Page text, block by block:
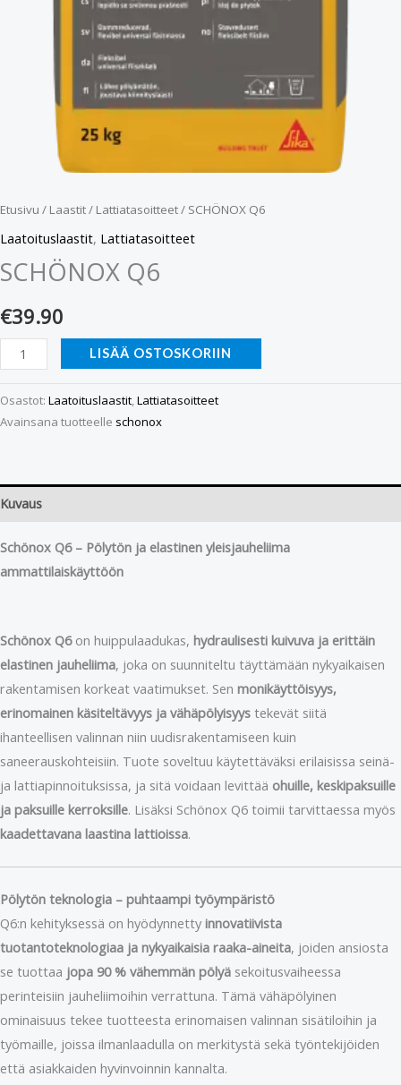
Etusivu / Laastit/ Lattiatasoitteet/ SCHÖNOX Q6
Laatoituslaastit, Lattiatasoitteet
SCHÖNOX Q6
€39.90
LISÄÄ OSTOSKORIIN
Osastot: Laatoituslaastit,Lattiatasoitteet
Avainsana tuotteelle schonox
Kuvaus
Schönox Q6 – Pölytön ja elastinen yleisjauheliima
ammattilaiskäyttöön
Schönox Q6on huippulaadukas, hydraulisesti kuivuva ja erittäin
elastinen jauheliima, joka on suunniteltu täyttämään nykyaikaisen
rakentamisen korkeat vaatimukset. Sen monikäyttöisyys,
erinomainen käsiteltävyys ja vähäpölyisyys tekevät siitä
ihanteellisen valinnan niin uudisrakentamiseen kuin
saneerauskohteisiin. Tuote soveltuu käytettäväksi erilaisissa seinä-
ja lattiapinnoituksissa, ja sitä voidaan levittää ohuille, keskipaksuille
ja paksuille kerroksille. Lisäksi Schönox Q6 toimii tarvittaessa myös
kaadettavana laastina lattioissa.
Pölytön teknologia – puhtaampi työympäristö
Q6:n kehityksessä on hyödynnetty innovatiivista
tuotantoteknologiaa ja nykyaikaisia raaka-aineita, joiden ansiosta
se tuottaa jopa 90 % vähemmän pölyä sekoitusvaiheessa
perinteisiin jauheliimoihin verrattuna. Tämä vähäpölyinen
ominaisuus tekee tuotteesta erinomaisen valinnan sisätiloihin ja
työmaille, joissa ilmanlaadulla on merkitystä sekä työntekijöiden
että asiakkaiden hyvinvoinnin kannalta.